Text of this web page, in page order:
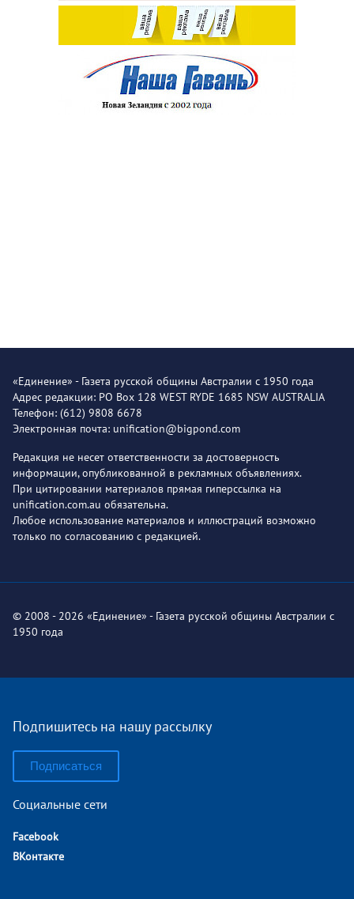
«Единение» - Газета русской общины Австралии с 1950 года
Адрес редакции: PO Box 128 WEST RYDE 1685 NSW AUSTRALIA
Телефон: (612) 9808 6678
Электронная почта: unification@bigpond.com
Редакция не несет ответственности за достоверность
информации, опубликованной в рекламных объявлениях.
При цитировании материалов прямая гиперссылка на
unification.com.au обязательна.
Любое использование материалов и иллюстраций возможно
только по согласованию с редакцией.
© 2008 - 2026 «Единение» - Газета русской общины Австралии с
1950 года
Подпишитесь на нашу рассылку
Подписаться
Социальные сети
Facebook
ВКонтакте